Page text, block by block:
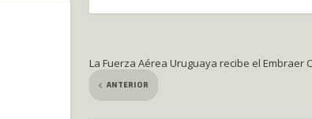
La Fuerza Aérea Uruguaya recibe el Embraer
ANTERIOR